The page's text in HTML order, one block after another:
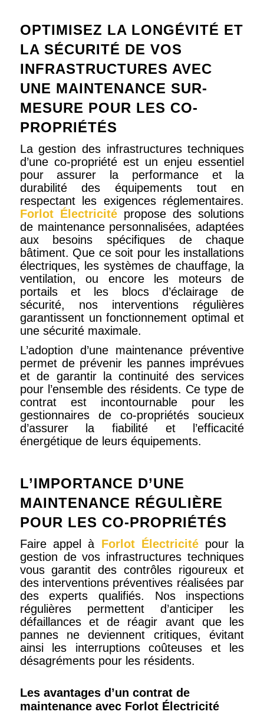
OPTIMISEZ LA LONGÉVITÉ ET
LA SÉCURITÉ DE VOS
INFRASTRUCTURES AVEC
UNE MAINTENANCE SUR-
MESURE POUR LES CO-
PROPRIÉTÉS
La gestion des infrastructures techniques
d’une co-propriété est un enjeu essentiel
pour assurer la performance et la
durabilité des équipements tout en
respectant les exigences réglementaires.
Forlot Électricitépropose des solutions
de maintenance personnalisées, adaptées
aux besoins spécifiques de chaque
bâtiment. Que ce soit pour les installations
électriques, les systèmes de chauffage, la
ventilation, ou encore les moteurs de
portails et les blocs d’éclairage de
sécurité, nos interventions régulières
garantissent un fonctionnement optimal et
une sécurité maximale.
L’adoption d’une maintenance préventive
permet de prévenir les pannes imprévues
et de garantir la continuité des services
pour l’ensemble des résidents. Ce type de
contrat est incontournable pour les
gestionnaires de co-propriétés soucieux
d’assurer la fiabilité et l’efficacité
énergétique de leurs équipements.
L’IMPORTANCE D’UNE
MAINTENANCE RÉGULIÈRE
POUR LES CO-PROPRIÉTÉS
Faire appel à Forlot Électricitépour la
gestion de vos infrastructures techniques
vous garantit des contrôles rigoureux et
des interventions préventives réalisées par
des experts qualifiés. Nos inspections
régulières permettent d’anticiper les
défaillances et de réagir avant que les
pannes ne deviennent critiques, évitant
ainsi les interruptions coûteuses et les
désagréments pour les résidents.
Les avantages d’un contrat de
maintenance avec Forlot Électricité